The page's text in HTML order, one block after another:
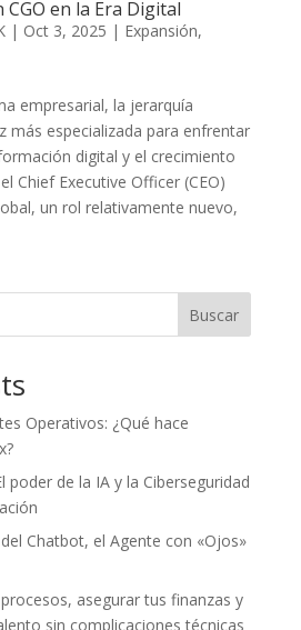
en la Era Digital
| Oct 3, 2025 | Expansión,
empresarial, la jerarquía
más especializada para enfrentar
digital y el crecimiento
Chief Executive Officer (CEO)
un rol relativamente nuevo,
Buscar
Operativos: ¿Qué hace
poder de la IA y la Ciberseguridad
Chatbot, el Agente con «Ojos»
asegurar tus finanzas y
sin complicaciones técnicas